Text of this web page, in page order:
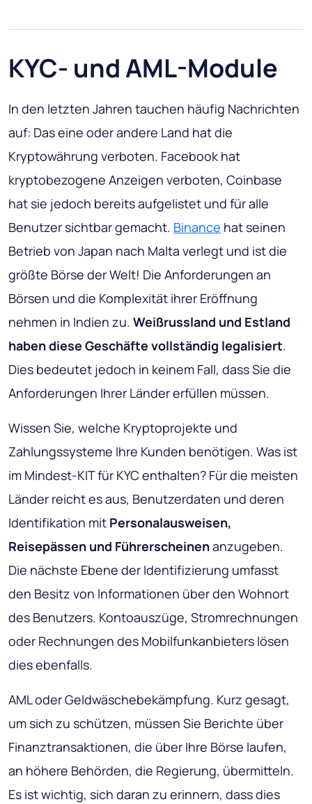
KYC- und AML-Module
In den letzten Jahren tauchen häufig Nachrichten
auf: Das eine oder andere Land hat die
Kryptowährung verboten. Facebook hat
kryptobezogene Anzeigen verboten, Coinbase
hat sie jedoch bereits aufgelistet und für alle
Benutzer sichtbar gemacht. Binance hat seinen
Betrieb von Japan nach Malta verlegt und ist die
größte Börse der Welt! Die Anforderungen an
Börsen und die Komplexität ihrer Eröffnung
nehmen in Indien zu. Weißrussland und Estland
haben diese Geschäfte vollständig legalisiert.
Dies bedeutet jedoch in keinem Fall, dass Sie die
Anforderungen Ihrer Länder erfüllen müssen.
Wissen Sie, welche Kryptoprojekte und
Zahlungssysteme Ihre Kunden benötigen. Was ist
im Mindest-KIT für KYC enthalten? Für die meisten
Länder reicht es aus, Benutzerdaten und deren
Identifikation mit Personalausweisen,
Reisepässen und Führerscheinenanzugeben.
Die nächste Ebene der Identifizierung umfasst
den Besitz von Informationen über den Wohnort
des Benutzers. Kontoauszüge, Stromrechnungen
oder Rechnungen des Mobilfunkanbieters lösen
dies ebenfalls.
AML oder Geldwäschebekämpfung. Kurz gesagt,
um sich zu schützen, müssen Sie Berichte über
Finanztransaktionen, die über Ihre Börse laufen,
an höhere Behörden, die Regierung, übermitteln.
Es ist wichtig, sich daran zu erinnern, dass dies